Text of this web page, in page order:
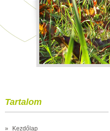
Tartalom
»
Kezdőlap